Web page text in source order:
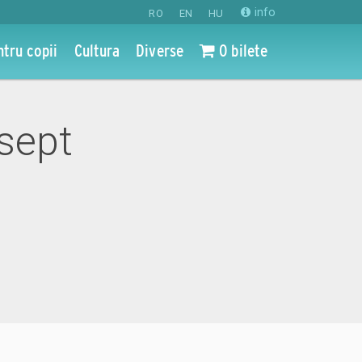
RO EN HU info
copii Cultura Diverse 0 bilete